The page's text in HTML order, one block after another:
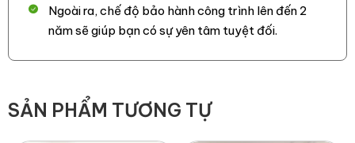
– Kích thước nhỏ gọn, màu sắc thiết kế hiện đại, phù hợp
với nhiều phong cách của không gian.
– Ốp tường bếp: Tạo điểm nhấn cho không gian nấu nướng,
dễ lau chùi, sạch sẽ và sang trọng.
Ngoài ra, chế độ bảo hành công trình lên đến 2
năm sẽ giúp bạn có sự yên tâm tuyệt đối.
SẢN PHẨM TƯƠNG TỰ